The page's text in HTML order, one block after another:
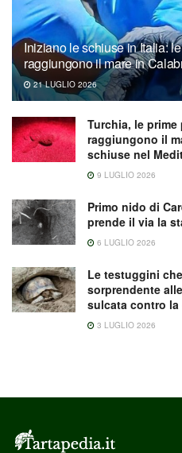
Iniziano le schiuse in Italia:
raggiungono il mare in
21 LUGLIO 2026
Turchia, le
raggiungono il
schiuse nel
9 LUGLIO 2026
Primo nido di
prende il via la
6 LUGLIO 2026
Le testuggini
sorprendente
sulcata contro
3 LUGLIO 2026